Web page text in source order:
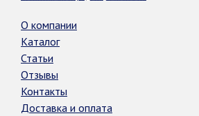
О компании
Каталог
Статьи
Отзывы
Контакты
Доставка и оплата